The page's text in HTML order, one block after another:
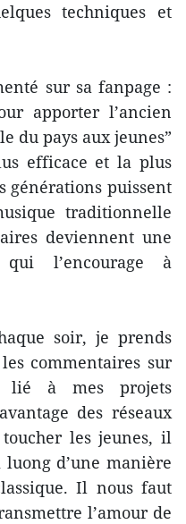
techniques et
sur sa fanpage :
apporter l’ancien
du pays aux jeunes”
efficace et la plus
générations puissent
traditionnelle
deviennent une
l’encourage à
soir, je prends
commentaires sur
lié à mes projets
des réseaux
les jeunes, il
d’une manière
Il nous faut
l’amour de